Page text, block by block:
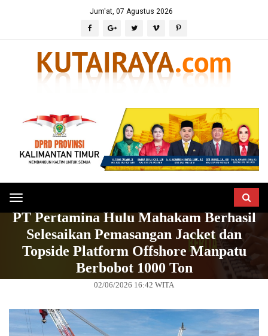
Jum'at, 07 Agustus 2026
Toggle
navigation
PT Pertamina Hulu Mahakam Berhasil
Selesaikan Pemasangan Jacket dan
Topside Platform Offshore Manpatu
Berbobot 1000 Ton
02/06/2026 16:42 WITA